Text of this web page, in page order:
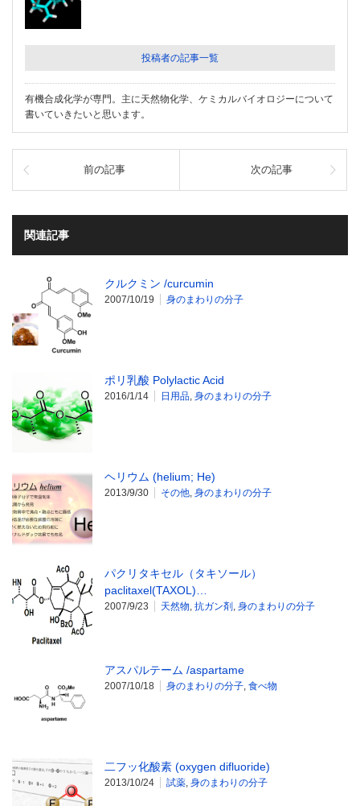
投稿者の記事一覧
有機合成化学が専門。主に天然物化学、ケミカルバイオロジーについて
書いていきたいと思います。
前の記事 次の記事
関連記事
クルクミン /curcumin
2007/10/19 身のまわりの分子
ポリ乳酸 Polylactic Acid
2016/1/14 日用品, 身のまわりの分子
ヘリウム (helium; He)
2013/9/30 その他, 身のまわりの分子
パクリタキセル（タキソール）
paclitaxel(TAXOL)…
2007/9/23 天然物, 抗ガン剤 , 身のまわりの分子
アスパルテーム /aspartame
2007/10/18 身のまわりの分子, 食べ物
二フッ化酸素 (oxygen difluoride)
2013/10/24 試薬, 身のまわりの分子